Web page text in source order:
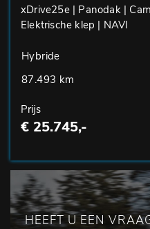
xDrive25e | Panodak |
Elektrische klep | NAVI
Hybride
87.493 km
Prijs
€ 25.745,-
HEEFT U EEN